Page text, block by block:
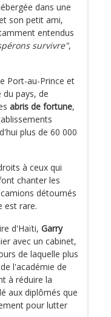
dans une
son petit ami,
entendus
survivre",
Port-au-Prince et
pays, de
abris de fortune,
plus de 60 000
à ceux qui
chanter les
détournés
est rare.
d'Haïti, Garry
avec un cabinet,
de laquelle plus
l'académie de
à réduire la
aux diplômés que
pour lutter